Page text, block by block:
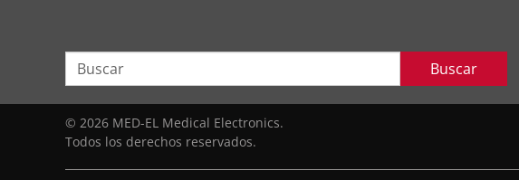
Buscar
© 2026 MED-EL Medical Electronics.
Todos los derechos reservados.